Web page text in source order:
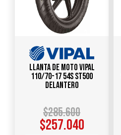
Llanta de Moto Vipal
110/70-17 54S ST500
Delantero
$285.600
$257.040